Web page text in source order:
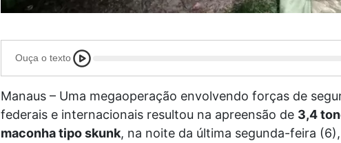
Ouça o texto
Manaus – Uma megaoperação envolvendo forças de
federais e internacionais resultou na apreensão de 3,4
maconha tipo skunk, na noite da última segunda-feira